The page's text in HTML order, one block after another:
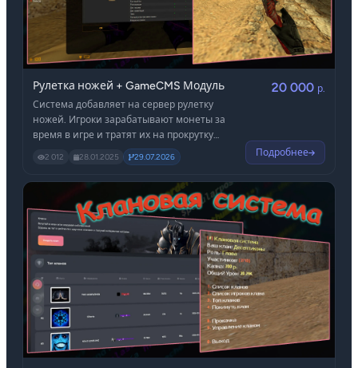
Рулетка ножей + GameCMS Модуль
Система добавляет на сервер рулетку
ножей. Игроки зарабатывают монеты за
время в игре и тратят их на прокрутку
рулетки с ножами, имеющими разные
способности. Ножи хранятся в инвентаре,
их можно использовать, дарить, продавать
в рулетку или на торговой площадке.
Покупка возможна у других игроков или
через Digital Store (если установлен).
Редактирование и добавление новых
ножей выполняется через Админ-Центр
2 012 28.01.2025 29.07.2026
20 000 р.
Подробнее